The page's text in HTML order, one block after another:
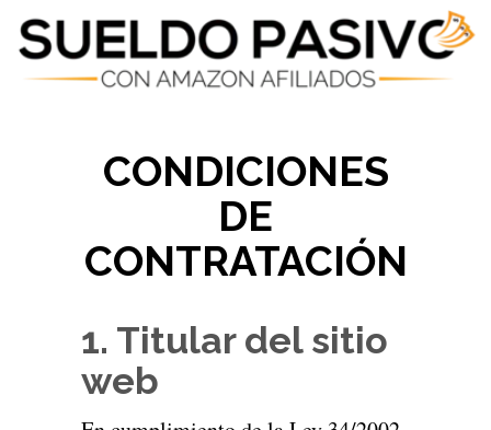
CONDICIONES
DE
CONTRATACIÓN
1. Titular del sitio
web